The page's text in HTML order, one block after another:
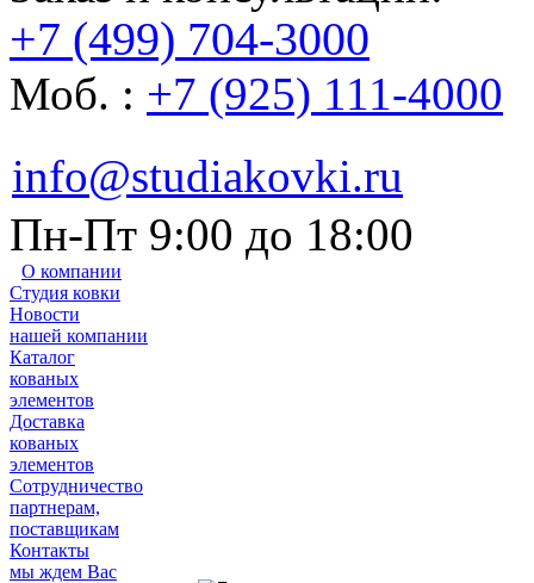
+7 (499) 704-3000
Моб. : +7 (925) 111-4000
info@studiakovki.ru
Пн-Пт 9:00 до 18:00
О компании
Студия ковки
Новости
нашей компании
Каталог
кованых
элементов
Доставка
кованых
элементов
Сотрудничество
партнерам,
поставщикам
Контакты
мы ждем Вас